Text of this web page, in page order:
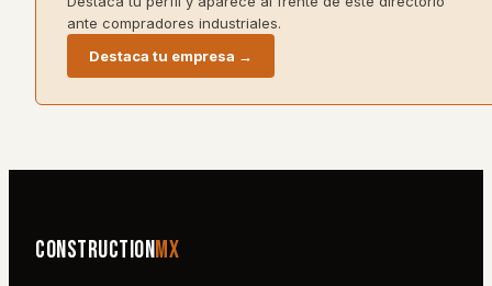
ante compradores industriales.
Destaca tu empresa →
ConstructionMX